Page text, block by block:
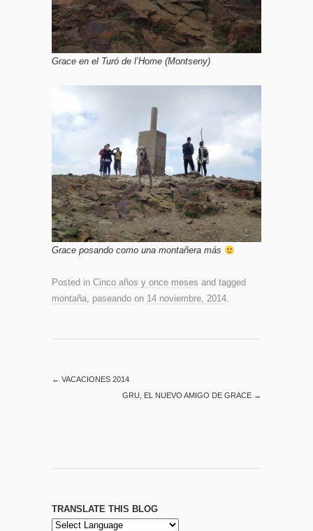
Grace en el Turó de l’Home (Montseny)
Grace posando como una montañera más
Posted in Cinco años y once meses and tagged
montaña, paseando on 14 noviembre, 2014.
← VACACIONES 2014
GRU, EL NUEVO AMIGO DE GRACE →
TRANSLATE THIS BLOG